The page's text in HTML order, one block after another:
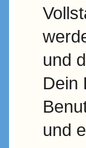
und
Dein
und